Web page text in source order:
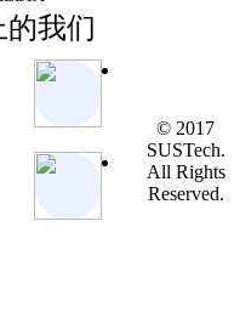
的我们
© 2017
SUSTech.
All Rights
Reserved.